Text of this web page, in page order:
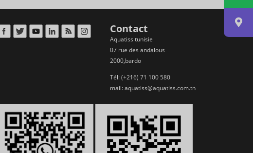
Contact
Aquatiss tunisie
07 rue des andalous
2000,bardo
Tél: (+216) 71 100 580
mail:aquatiss@aquatiss.com.tn